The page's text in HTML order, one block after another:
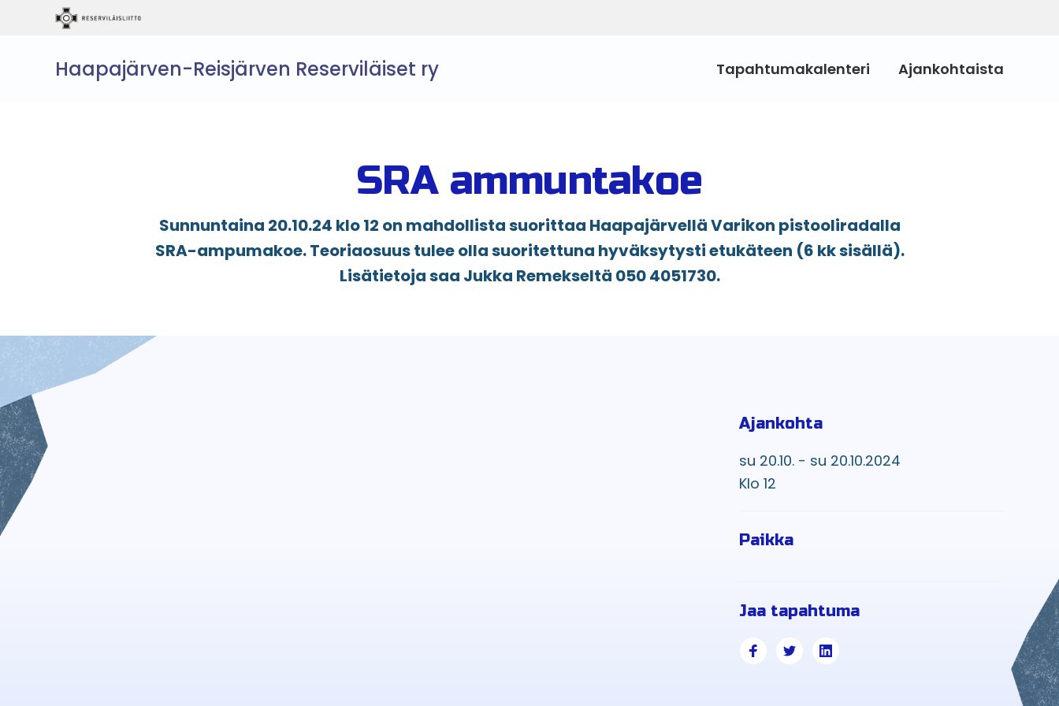
Haapajärven-Reisjärven Reserviläiset ry Tapahtumakalenteri Ajankohtaista
SRA ammuntakoe
Sunnuntaina 20.10.24 klo 12 on mahdollista suorittaa Haapajärvellä Varikon pistooliradalla
SRA-ampumakoe. Teoriaosuus tulee olla suoritettuna hyväksytysti etukäteen (6 kk sisällä).
Lisätietoja saa Jukka Remekseltä 050 4051730.
Ajankohta
su 20.10. - su 20.10.2024
Klo 12
Paikka
Jaa tapahtuma